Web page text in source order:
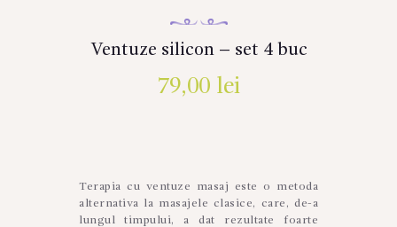
Ventuze silicon – set 4 buc
79,00 lei
Terapia cu ventuze masaj este o metoda
alternativa la masajele clasice, care, de-a
lungul timpului, a dat rezultate foarte